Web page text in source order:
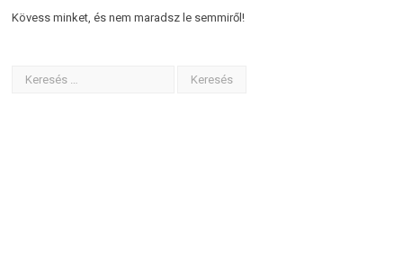
Kövess minket, és nem maradsz le semmiről!